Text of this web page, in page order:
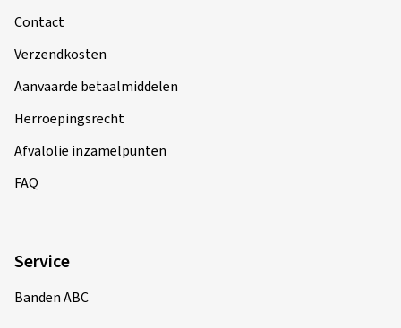
Contact
Verzendkosten
Aanvaarde betaalmiddelen
Herroepingsrecht
Afvalolie inzamelpunten
FAQ
Service
Banden ABC